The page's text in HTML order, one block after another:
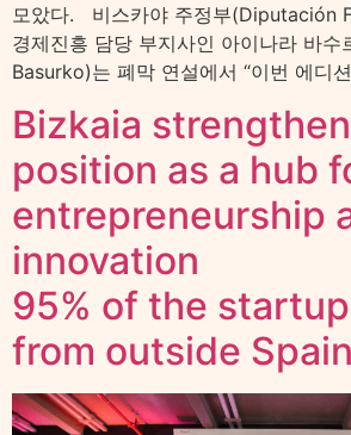
모았다. 비스카야 주정부(Diputación
경제진흥 담당 부지사인 아이나라 바수
Basurko)는 폐막 연설에서 “이번 에디
Bizkaia
position as a hub
entrepreneurship
innovation
95% of the
from outside Spain